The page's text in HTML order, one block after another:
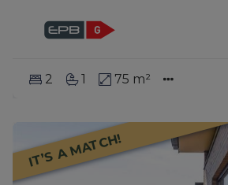
2 1 75 m²
IT’S A MATCH!